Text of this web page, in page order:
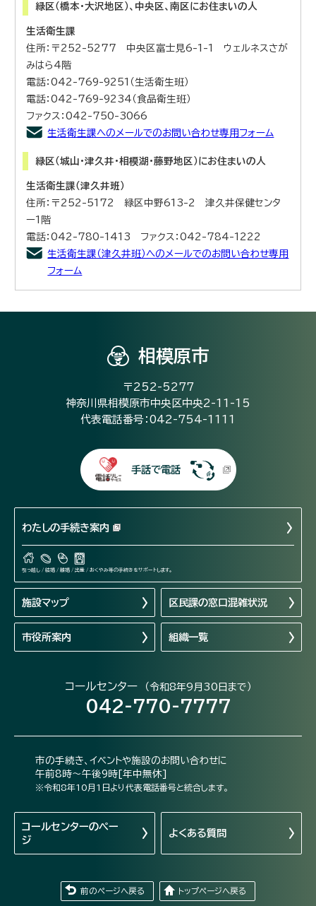
緑区（橋本・大沢地区）、中央区、南区にお住まいの人
生活衛生課
住所：〒252-5277 中央区富士見6-1-1 ウェルネスさが
みはら4階
電話：042-769-9251（生活衛生班）
電話：042-769-9234（食品衛生班）
ファクス：042-750-3066
生活衛生課へのメールでのお問い合わせ専用フォーム
緑区（城山・津久井・相模湖・藤野地区）にお住まいの人
生活衛生課（津久井班）
住所：〒252-5172 緑区中野613-2 津久井保健センタ
ー1階
電話：042-780-1413 ファクス：042-784-1222
生活衛生課（津久井班）へのメールでのお問い合わせ専用
フォーム
相模原市
〒252-5277
神奈川県相模原市中央区中央2-11-15
代表電話番号：042-754-1111
手話で電話
わたしの手続き案内
引っ越し / 結婚 / 離婚 / 出産 / おくやみ等の手続きをサポートします。
施設マップ 区民課の窓口混雑状況
市役所案内 組織一覧
コールセンター （令和8年9月30日まで）
042-770-7777
市の手続き、イベントや施設のお問い合わせに
午前8時～午後9時[年中無休]
※令和8年10月1日より代表電話番号と統合します。
コールセンターのペー
ジ
よくある質問
前のページへ戻る トップページへ戻る